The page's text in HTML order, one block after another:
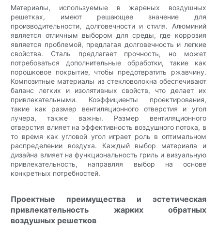
Материалы, используемые в жареных воздушных
решетках, имеют решающее значение для
производительности, долговечности и стиля. Алюминий
является отличным выбором для среды, где коррозия
является проблемой, предлагая долговечность и легкие
свойства. Сталь предлагает прочность, но может
потребоваться дополнительные обработки, такие как
порошковое покрытие, чтобы предотвратить ржавчину.
Композитные материалы из стекловолокна обеспечивают
баланс легких и изолятивных свойств, что делает их
привлекательными. Коэффициенты проектирования,
такие как размер вентиляционного отверстия и угол
лучера, также важны. Размер вентиляционного
отверстия влияет на эффективность воздушного потока, в
то время как угловой угол играет роль в оптимальном
распределении воздуха. Каждый выбор материала и
дизайна влияет на функциональность гриль и визуальную
привлекательность, направляя выбор на основе
конкретных потребностей.
Проектные преимущества и эстетическая
привлекательность жарких обратных
воздушных решетков